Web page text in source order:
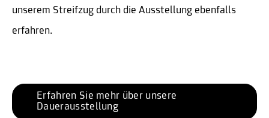
unserem Streifzug durch die Ausstellung ebenfalls
erfahren.
Erfahren Sie mehr über unsere
Dauerausstellung